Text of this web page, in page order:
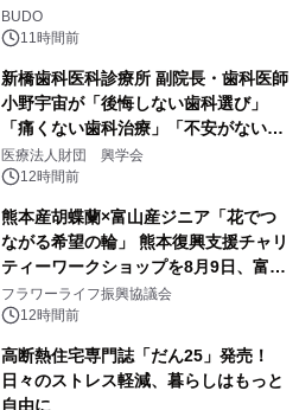
BUDO
11時間前
新橋歯科医科診療所 副院長・歯科医師
小野宇宙が「後悔しない歯科選び」
「痛くない歯科治療」「不安がない治
療計画」をテーマに専門監修
医療法人財団 興学会
12時間前
熊本産胡蝶蘭×富山産ジニア「花でつ
ながる希望の輪」 熊本復興支援チャリ
ティーワークショップを8月9日、富
山・射水で開催
フラワーライフ振興協議会
12時間前
高断熱住宅専門誌「だん25」発売！
日々のストレス軽減、暮らしはもっと
自由に